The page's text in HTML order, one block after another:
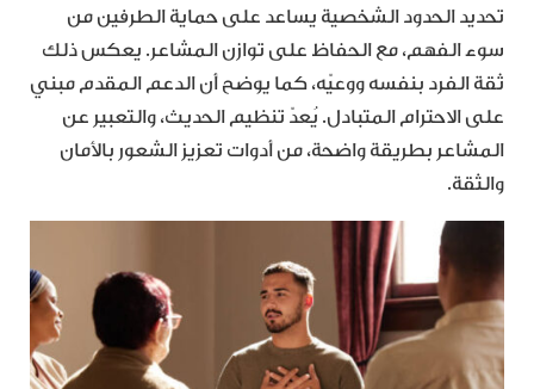
تحديد الحدود الشخصية يساعد على حماية الطرفين من
سوء الفهم، مع الحفاظ على توازن المشاعر. يعكس ذلك
ثقة الفرد بنفسه ووعيّه، كما يوضح أن الدعم المقدم مبني
على الاحترام المتبادل. يُعدّ تنظيم الحديث، والتعبير عن
المشاعر بطريقة واضحة، من أدوات تعزيز الشعور بالأمان
والثقة.